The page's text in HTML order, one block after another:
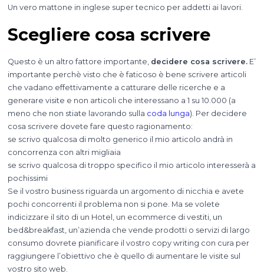
Un vero mattone in inglese super tecnico per addetti ai lavori.
Scegliere cosa scrivere
Questo è un altro fattore importante, decidere cosa scrivere.E’
importante perchè visto che è faticoso è bene scrivere articoli
che vadano effettivamente a catturare delle ricerche e a
generare visite e non articoli che interessano a 1 su 10.000 (a
meno che non stiate lavorando sulla coda lunga). Per decidere
cosa scrivere dovete fare questo ragionamento:
se scrivo qualcosa di molto generico il mio articolo andrà in
concorrenza con altri migliaia
se scrivo qualcosa di troppo specifico il mio articolo interesserà a
pochissimi
Se il vostro business riguarda un argomento di nicchia e avete
pochi concorrenti il problema non si pone. Ma se volete
indicizzare il sito di un Hotel, un ecommerce di vestiti, un
bed&breakfast, un’azienda che vende prodotti o servizi di largo
consumo dovrete pianificare il vostro copy writing con cura per
raggiungere l’obiettivo che è quello di aumentare le visite sul
vostro sito web.